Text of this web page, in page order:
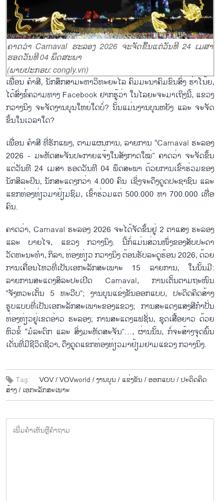
ຄາດວ່າ Carnaval ຮະລອງ 2026 ຈະຈັດຂຶ້ນແຕ່ວັນທີ 24 ເມສາ
ຮອດວັນທີ 04 ພຶດສະພາ
(ພາບປະກອບ: congly.vn)
ເພື່ອນ ຄຳສີ, ນັກສຶກສາມະຫາວິທະຍະໄລ ຄົມມະນາຄົມຂົນສົ່ງ ຮ່າໂນ້ຍ,
ໄດ້ສົ່ງຂໍ້ຄວາມທາງ Facebook ຢາກຮູ້ວ່າ ໃນໄລຍະຈະມາເຖິງນີ້, ແຂວງ
ກວາງນິງ ຈະຈັດງານບຸນໃຫຍ່ໃດບໍ່? ນັ້ນແມ່ນງານບຸນຫຍັງ ແລະ ຈະຈັດ
ຂຶ້ນໃນເວລາໃດ?
ເພື່ອນ ຄຳສີ ທີ່ຮັກແພງ, ຕາມແຜນການ, ລາຍການ “Carnaval ຮະລອງ
2026 - ມະຫັດສະຈັນປະກາຍແຈ້ງໃນສັງກາດໃໝ່” ຄາດວ່າ ຈະຈັດຂຶ້ນ
ແຕ່ວັນທີ 24 ເມສາ ຮອດວັນທີ 04 ພຶດສະພາ ດ້ວຍການເຂົ້າຮ່ວມຂອງ
ນັກສິລະປິນ, ນັກສະແດງກວ່າ 4.000 ຄົນ ເຊິ່ງຈະດຶງດູດປະຊາຊົນ ແລະ
ແຂກທ່ອງທ່ຽວມາຢ້ຽມຊົມ, ເຂົ້າຮ່ວມແຕ່ 500.000 ຫາ 700.000 ເທື່ອ
ຄົນ.
ຄາດວ່າ, Carnaval ຮະລອງ 2026 ຈະໄດ້ຈັດຂຶ້ນຢູ່ 2 ຕາແສງ ຮະລອງ
ແລະ ບາຍໄຈ, ແຂວງ ກວາງນິງ. ນີ້ກໍ່ແມ່ນສ່ວນໜຶ່ງຂອງສັບປະດາ
ວັດທະນະທຳ, ກິລາ, ທ່ອງທ່ຽວ ກວາງນິງ ຕ້ອນຮັບລະດູຮ້ອນ 2026, ດ້ວຍ
ການເຄື່ອນໄຫວທີ່ເປັນເອກະລັກສະເພາະ 15 ລາຍການ, ໃນນັ້ນມີ:
ລາຍການສະແດງສິລະປະເປີດ Carnaval, ການເຕັ້ນຕາມຖະໜົນ
“ຈັງຫວະເຕັ້ນ 5 ທະວີບ”; ງານບຸນແຂ່ງຂັນອອກແບບ, ປະດິດຄິດສ້າງ
ຮູບແບບທີ່ເປັນເອກະລັກສະເພາະຂອງແຂວງ; ການສະແດງແສງສີກຳປັ່ນ
ທ່ອງທ່ຽວຢູ່ເຂດອ່າວ ຮະລອງ; ການສະແດງແຟຊັ່ນ, ຊຸດເສື້ອຍາວ ດ້ວຍ
ຫົວຂໍ້ “ມໍລະດົກ ແລະ ສິ່ງມະຫັດສະຈັນ”…, ຜ່ານນັ້ນ, ກໍ່ຈະສ້າງຈຸດພົ້ນ
ເດັ່ນທີ່ມີຊີວິດຊີວາ, ດຶງດູດແຂກທ່ອງທ່ຽວມາຢ້ຽມຢາມແຂວງ ກວາງນິງ.
Tag: VOV /VOVworld /ງານບຸນ / ແຂ່ງຂັນ /ອອກແບບ /ປະດິດຄິດ
ສ້າງ / ເອກະລັກສະເພາະ